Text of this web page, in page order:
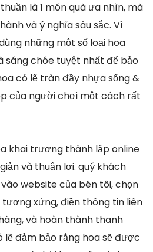
là 1 món quà ưa nhìn, mà
và ý nghĩa sâu sắc. Vì
những một số loại hoa
chóe tuyệt nhất để bảo
có lẽ tràn đầy nhựa sống &
của người chơi một cách rất
khai trương thành lập online
và thuận lợi. quý khách
website của bên tôi, chọn
xứng, điền thông tin liên
và hoàn thành thanh
lẽ đảm bảo rằng hoa sẽ được